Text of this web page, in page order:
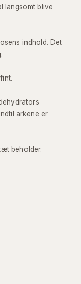
langsomt blive
indhold. Det
arkene er
beholder.